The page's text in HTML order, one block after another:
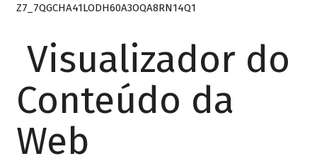
Z7_7QGCHA41LODH60A3OQA8RN14Q1
Visualizador do
Conteúdo da
Web